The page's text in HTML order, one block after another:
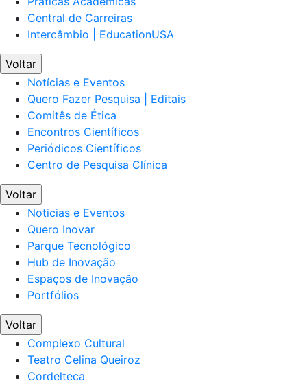
Central de Carreiras
Intercâmbio | EducationUSA
Voltar
Notícias e Eventos
Quero Fazer Pesquisa | Editais
Comitês de Ética
Encontros Científicos
Periódicos Científicos
Centro de Pesquisa Clínica
Voltar
Noticias e Eventos
Quero Inovar
Parque Tecnológico
Hub de Inovação
Espaços de Inovação
Portfólios
Voltar
Complexo Cultural
Teatro Celina Queiroz
Cordelteca